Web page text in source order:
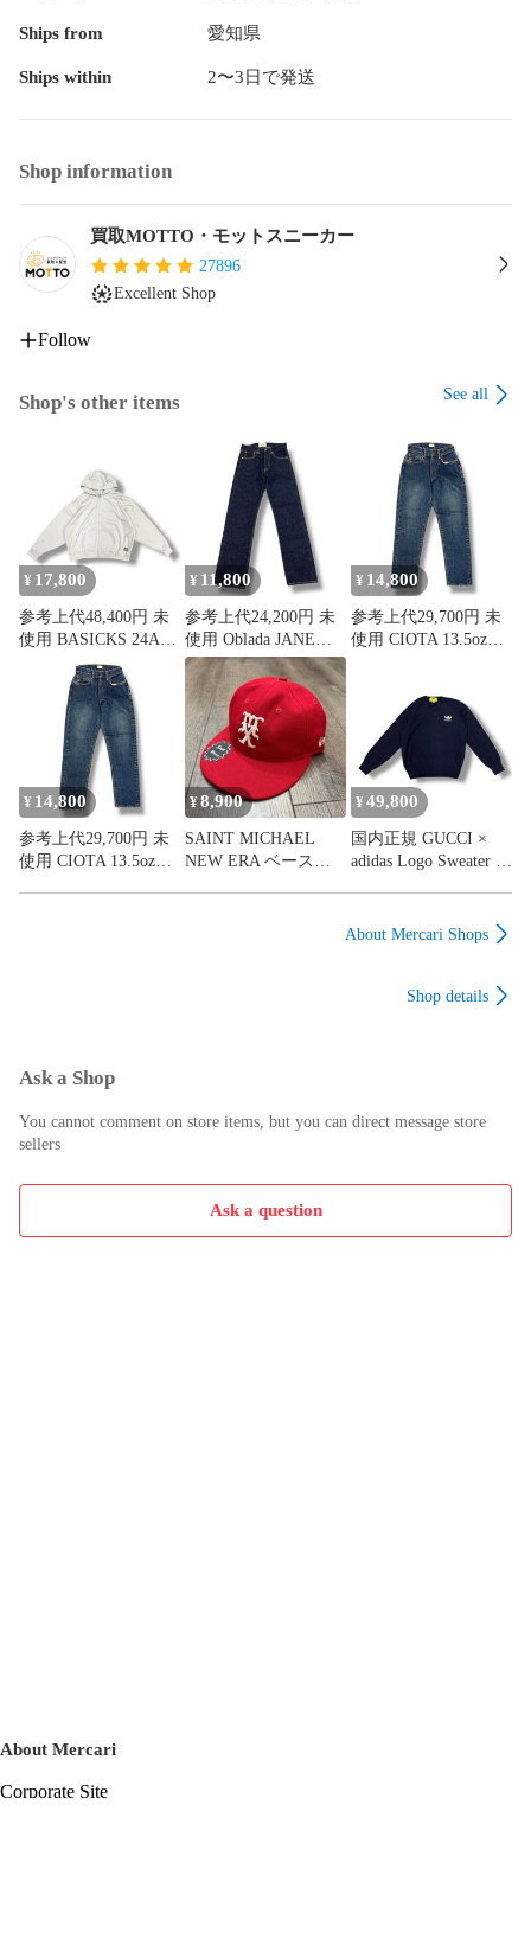
Ships from 愛知県
Ships within 2〜3日で発送
Shop information
買取MOTTO・モットスニーカー
27896
Excellent Shop
Follow
Shop's other items See all
¥ 17,800
参考上代48,400円 未
使用 BASICKS 24AW
Bear Hoodie ベアーフ
ーディ ジップパーカ
ー スウェット ベイシ
ックス S2.5-0401 グ
レー M （871MG）
¥ 11,800
参考上代24,200円 未
使用 Oblada JANE
JEANS ジェーンジー
ンズ デニムパンツ オ
ブラダ F2210DP04 イ
ンディゴ 24
（868MG）
¥ 14,800
参考上代29,700円 未
使用 CIOTA 13.5ozテ
2TP-PIDBL-D インデ
ィゴ 27 （867MG）
¥ 14,800
参考上代29,700円 未
使用 CIOTA 13.5ozテ
¥8,900
SAINT MICHAEL
NEW ERA ベースボ
¥ 49,800
国内正規 GUCCI ×
adidas Logo Sweater ロ
700445 ネイビー L
About Mercari Shops
Shop details
Ask a Shop
You cannot comment on store items, but you can direct message store
sellers
Ask a question
About Mercari
Corporate Site